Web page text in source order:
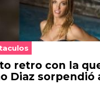
retro con la
Diaz sorpendió